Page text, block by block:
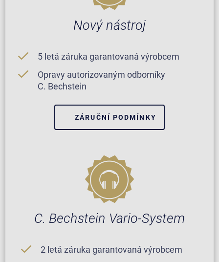
Nový nástroj
5 letá záruka garantovaná výrobcem
Opravy autorizovaným odborníky
C. Bechstein
ZÁRUČNÍ PODMÍNKY
C. Bechstein Vario-System
2 letá záruka garantovaná výrobcem